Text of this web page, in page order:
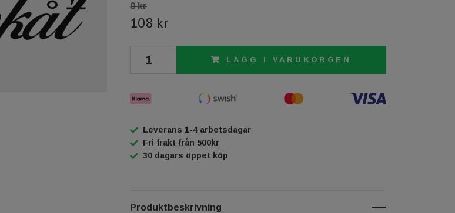
0 kr
108 kr
LÄGG I VARUKORGEN
Leverans 1-4 arbetsdagar
Fri frakt från 500kr
30 dagars öppet köp
Produktbeskrivning